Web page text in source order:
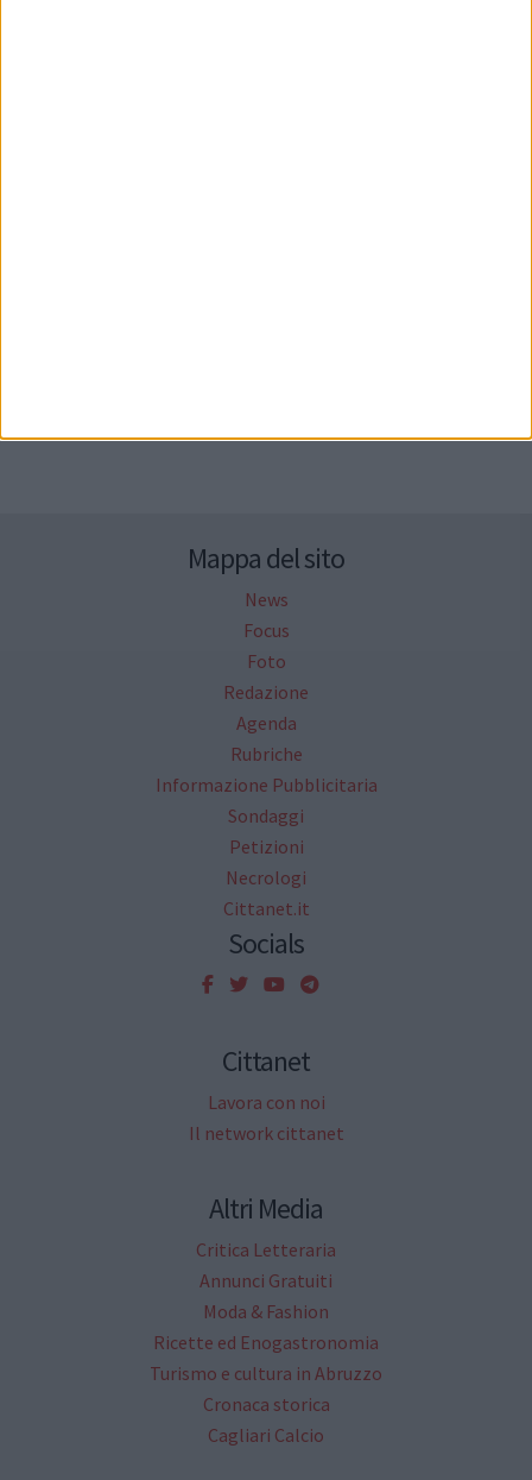
Mappa del sito
News
Focus
Foto
Redazione
Agenda
Rubriche
Informazione Pubblicitaria
Sondaggi
Petizioni
Necrologi
Cittanet.it
Socials
Cittanet
Lavora con noi
Il network cittanet
Altri Media
Critica Letteraria
Annunci Gratuiti
Moda & Fashion
Ricette ed Enogastronomia
Turismo e cultura in Abruzzo
Cronaca storica
Cagliari Calcio